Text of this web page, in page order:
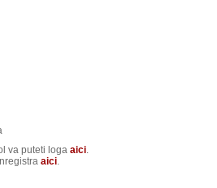
va puteti loga aici.
aici.